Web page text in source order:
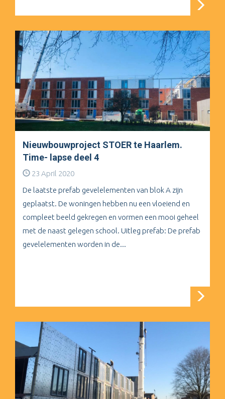
Nieuwbouwproject STOER te Haarlem.
Time- lapse deel 4
23 April 2020
De laatste prefab gevelelementen van blok A zijn
geplaatst. De woningen hebben nu een vloeiend en
compleet beeld gekregen en vormen een mooi geheel
met de naast gelegen school. Uitleg prefab: De prefab
gevelelementen worden in de...